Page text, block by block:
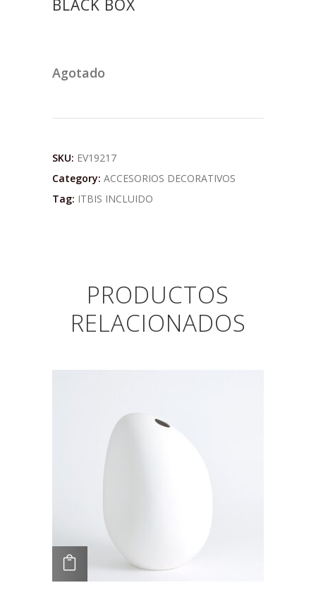
BLACK BOX
Agotado
SKU: EV19217
Category: ACCESORIOS DECORATIVOS
Tag: ITBIS INCLUIDO
PRODUCTOS
RELACIONADOS
AGREGAR